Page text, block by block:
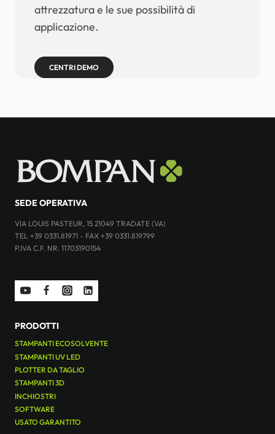
attrezzatura e le sue possibilità di
applicazione.
CENTRI DEMO
SEDE OPERATIVA
VIA LOUIS PASTEUR, 15 21049 TRADATE (VA)
TEL +39 0331.81971 - FAX +39 0331.819799
P.IVA C.F. NR. 11703190154
PRODOTTI
STAMPANTI ECOSOLVENTE
STAMPANTI UV LED
PLOTTER DA TAGLIO
STAMPANTI 3D
INCHIOSTRI
SOFTWARE
USATO GARANTITO